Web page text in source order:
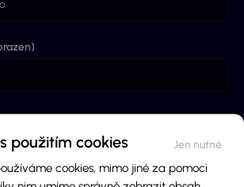
použitím cookies
cookies, mimo jiné za pomoci